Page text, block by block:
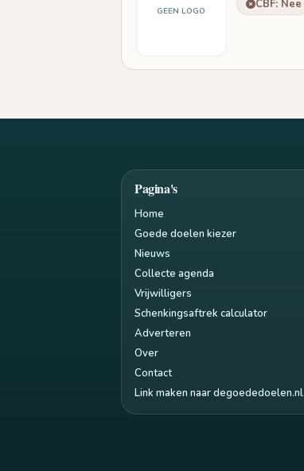
GEEN LOGO
CBF: Nee
Pagina's
Home
Goede doelen kiezer
Nieuws
Collecte agenda
Vrijwilligers
Schenkingsaftrek calculator
Adverteren
Over
Contact
Link maken naar degoededoelen.nl